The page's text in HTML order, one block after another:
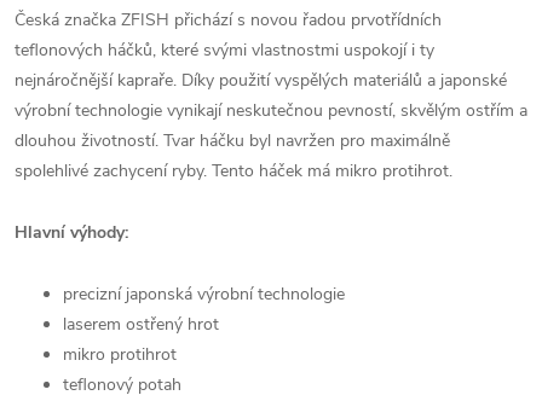
Česká značka ZFISH přichází s novou řadou prvotřídních
teflonových háčků, které svými vlastnostmi uspokojí i ty
nejnáročnější kapraře. Díky použití vyspělých materiálů a japonské
výrobní technologie vynikají neskutečnou pevností, skvělým ostřím a
dlouhou životností. Tvar háčku byl navržen pro maximálně
spolehlivé zachycení ryby. Tento háček má mikro protihrot.
Hlavní výhody:
precizní japonská výrobní technologie
laserem ostřený hrot
mikro protihrot
teflonový potah